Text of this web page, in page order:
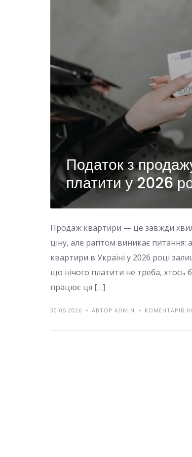
Податок з
платити у 2026
Продаж квартири — це завжди
ціну, але раптом виникає питання:
квартири в Україні у 2026 році
що нічого платити не треба, хтось
працює ця […]
30.05.2026 АВТОР ADMIN КОМЕНТАРІВ